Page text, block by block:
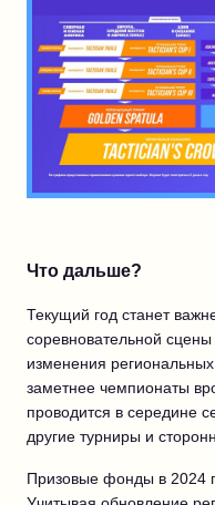
Что дальше?
Текущий год станет
соревновательной
изменения
заметнее чемпионаты
проводится в середине
другие турниры и
Призовые фонды в 2024